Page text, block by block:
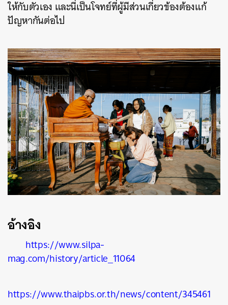
ให้กับตัวเอง และนี่เป็นโจทย์ที่ผู้มีส่วนเกี่ยวข้องต้องแก้
ปัญหากันต่อไป
อ้างอิง
https://www.silpa-
mag.com/history/article_11064
https://www.thaipbs.or.th/news/content/345461